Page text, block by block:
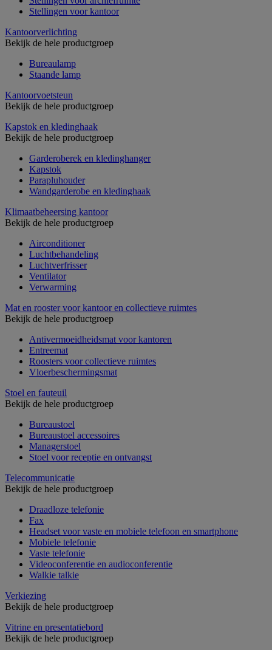
Stellingen voor kantoor
Kantoorverlichting
Bekijk de hele productgroep
Bureaulamp
Staande lamp
Kantoorvoetsteun
Bekijk de hele productgroep
Kapstok en kledinghaak
Bekijk de hele productgroep
Garderoberek en kledinghanger
Kapstok
Parapluhouder
Wandgarderobe en kledinghaak
Klimaatbeheersing kantoor
Bekijk de hele productgroep
Airconditioner
Luchtbehandeling
Luchtverfrisser
Ventilator
Verwarming
Mat en rooster voor kantoor en collectieve ruimtes
Bekijk de hele productgroep
Antivermoeidheidsmat voor kantoren
Entreemat
Roosters voor collectieve ruimtes
Vloerbeschermingsmat
Stoel en fauteuil
Bekijk de hele productgroep
Bureaustoel
Bureaustoel accessoires
Managerstoel
Stoel voor receptie en ontvangst
Telecommunicatie
Bekijk de hele productgroep
Draadloze telefonie
Fax
Headset voor vaste en mobiele telefoon en smartphone
Mobiele telefonie
Vaste telefonie
Videoconferentie en audioconferentie
Walkie talkie
Verkiezing
Bekijk de hele productgroep
Vitrine en presentatiebord
Bekijk de hele productgroep